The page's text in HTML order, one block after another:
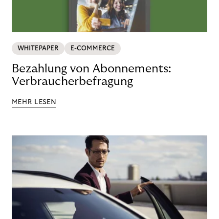
WHITEPAPER E-COMMERCE
Bezahlung von Abonnements:
Verbraucherbefragung
MEHR LESEN